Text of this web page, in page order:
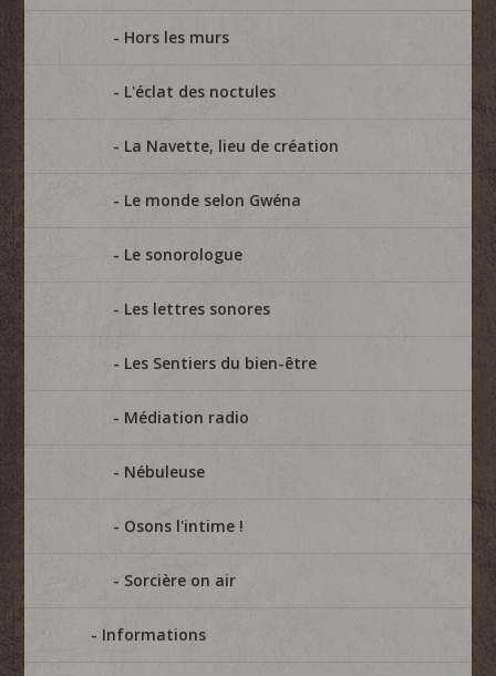
Hors les murs
L'éclat des noctules
La Navette, lieu de création
Le monde selon Gwéna
Le sonorologue
Les lettres sonores
Les Sentiers du bien-être
Médiation radio
Nébuleuse
Osons l'intime !
Sorcière on air
Informations